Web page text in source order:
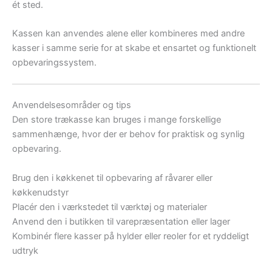
ét sted.
Kassen kan anvendes alene eller kombineres med andre
kasser i samme serie for at skabe et ensartet og funktionelt
opbevaringssystem.
Anvendelsesområder og tips
Den store trækasse kan bruges i mange forskellige
sammenhænge, hvor der er behov for praktisk og synlig
opbevaring.
Brug den i køkkenet til opbevaring af råvarer eller
køkkenudstyr
Placér den i værkstedet til værktøj og materialer
Anvend den i butikken til varepræsentation eller lager
Kombinér flere kasser på hylder eller reoler for et ryddeligt
udtryk